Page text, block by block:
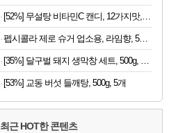
펩시콜라 제로 슈거 업소용, 라임향, 500ml, 20개
[53%] 교동 버섯 들깨탕, 500g, 5개
최근 HOT한 콘텐츠